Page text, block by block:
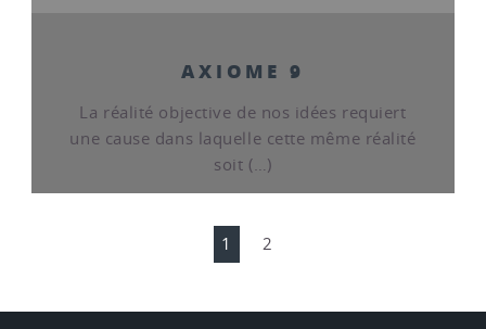
AXIOME 9
La réalité objective de nos idées requiert
une cause dans laquelle cette même réalité
soit (…)
1 2